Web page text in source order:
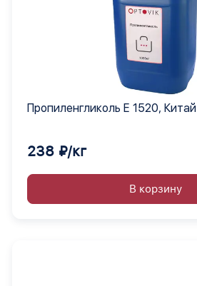
Пропиленгликоль Е 1520, Китай
238 ₽/кг
В корзину